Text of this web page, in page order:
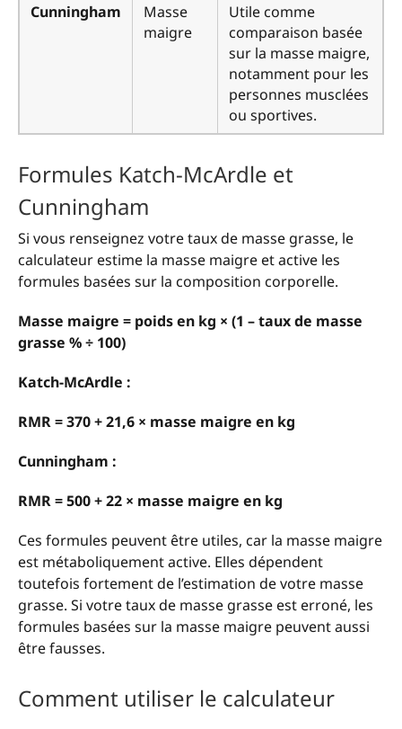
Cunningham
Masse
maigre
Utile comme
comparaison basée
sur la masse maigre,
notamment pour les
personnes musclées
ou sportives.
Formules Katch-McArdle et
Cunningham
Si vous renseignez votre taux de masse grasse, le
calculateur estime la masse maigre et active les
formules basées sur la composition corporelle.
Masse maigre = poids en kg × (1 – taux de masse
grasse % ÷ 100)
Katch-McArdle :
RMR = 370 + 21,6 × masse maigre en kg
Cunningham :
RMR = 500 + 22 × masse maigre en kg
Ces formules peuvent être utiles, car la masse maigre
est métaboliquement active. Elles dépendent
toutefois fortement de l’estimation de votre masse
grasse. Si votre taux de masse grasse est erroné, les
formules basées sur la masse maigre peuvent aussi
être fausses.
Comment utiliser le calculateur